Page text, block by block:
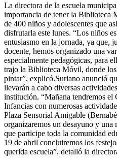
La directora de la escuela
importancia de tener la Biblioteca
de 400 niños y adolescentes que
disfrutarla este lunes. “Los niños
entusiasmo en la jornada, ya que,
docente, hemos organizado una
especialmente pedagógicas, para
trajo la Biblioteca Móvil, donde
pintar”, explicó.Suriano anunció
llevarán a cabo diversas
institución. “Mañana tendremos
Infancias con numerosas
Plaza Sensorial Amigable
organizaremos un desayuno y una
que participe toda la comunidad
19 de abril concluiremos los
querida escuela”, detalló la